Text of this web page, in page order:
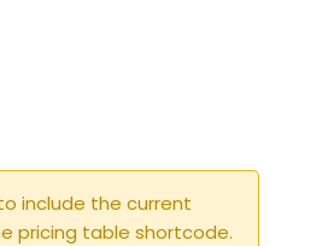
include the current
pricing table shortcode.